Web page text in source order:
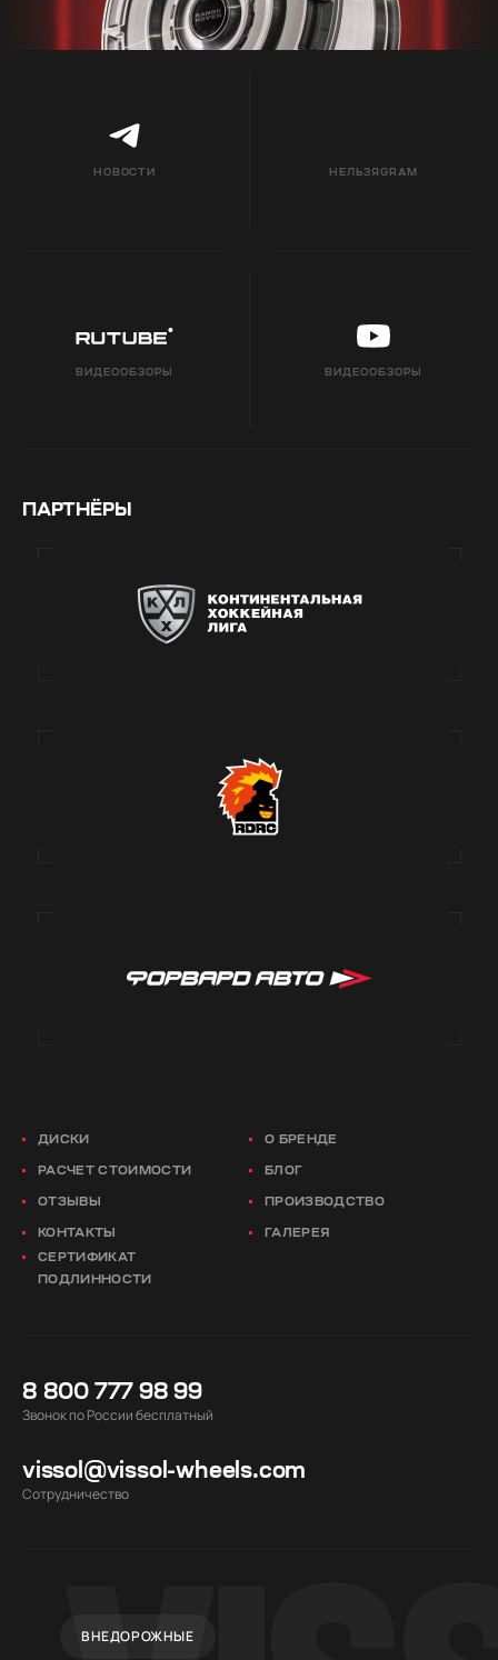
НОВОСТИ НЕЛЬЗЯGRAM
ВИДЕООБЗОРЫ ВИДЕООБЗОРЫ
ПАРТНЁРЫ
ДИСКИ О БРЕНДЕ
РАСЧЕТ СТОИМОСТИ БЛОГ
ОТЗЫВЫ ПРОИЗВОДСТВО
КОНТАКТЫ
ГАЛЕРЕЯ
СЕРТИФИКАТ
ПОДЛИННОСТИ
8 800 777 98 99
Звонок по России бесплатный
vissol@vissol-wheels.com
Cотрудничество
ВНЕДОРОЖНЫЕ